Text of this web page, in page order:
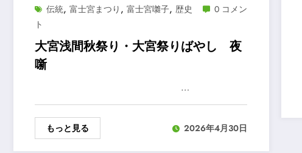
伝統, 富士宮まつり , 富士宮囃子, 歴史
0 コメン
ト
大宮浅間秋祭り・大宮祭りばやし 夜
噺
…
もっと見る 2026年4月30日